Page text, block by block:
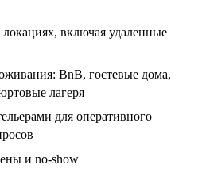
включая удаленные
BnB, гостевые дома,
лагеря
для оперативного
и no-show